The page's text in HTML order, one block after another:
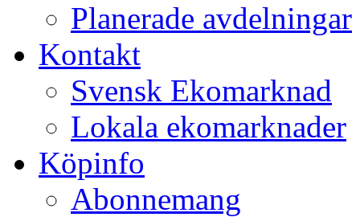
Planerade avdelningar
Kontakt
Svensk Ekomarknad
Lokala ekomarknader
Köpinfo
Abonnemang